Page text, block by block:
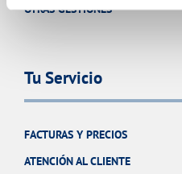
OTRAS GESTIONES
Tu Servicio
FACTURAS Y PRECIOS
ATENCIÓN AL CLIENTE